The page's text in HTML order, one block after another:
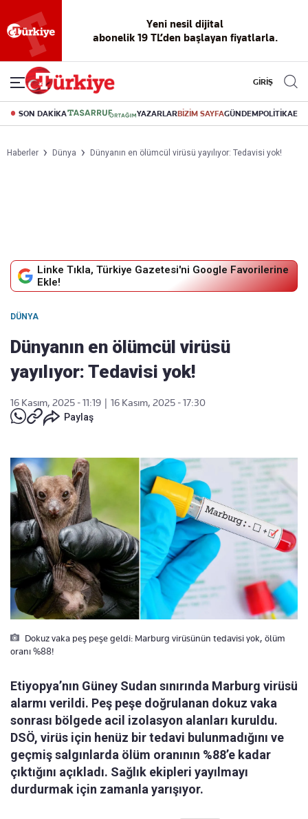
okuma
deneyimi
dijital arşiv
Akıllı haber
asistanı
Eski gazeteleri
indirme
canlı soru
cevap
GİRİŞ
SON DAKİKA YAZARLARBİZİM SAYFAGÜNDEMPOLİTİKA
Haberler Dünya Dünyanın en ölümcül virüsü yayılıyor: Tedavisi yok!
Linke Tıkla, Türkiye Gazetesi'ni Google Favorilerine
Ekle!
DÜNYA
Dünyanın en ölümcül virüsü
yayılıyor: Tedavisi yok!
16 Kasım, 2025 - 11:19
16 Kasım, 2025 - 17:30
Paylaş
Dokuz vaka peş peşe geldi: Marburg virüsünün tedavisi yok, ölüm
oranı %88!
Etiyopya’nın Güney Sudan sınırında Marburg virüsü
alarmı verildi. Peş peşe doğrulanan dokuz vaka
sonrası bölgede acil izolasyon alanları kuruldu.
DSÖ, virüs için henüz bir tedavi bulunmadığını ve
geçmiş salgınlarda ölüm oranının %88’e kadar
çıktığını açıkladı. Sağlık ekipleri yayılmayı
durdurmak için zamanla yarışıyor.